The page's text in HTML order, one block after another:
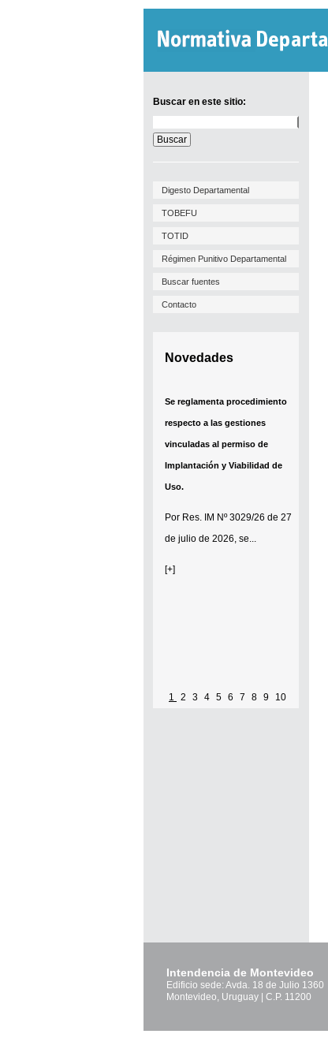
Buscar en este sitio:
en
este
sitio:
Digesto Departamental
TOBEFU
TOTID
Régimen Punitivo Departamental
Buscar fuentes
Contacto
Novedades
Se reglamenta procedimiento
respecto a las gestiones
vinculadas al permiso de
Implantación y Viabilidad de
Uso.
Por Res. IM Nº 3029/26 de 27
de julio de 2026, se...
[+]
1 2 3 4 5 6 7 8 9 10
Intendencia de Montevideo
Edificio sede: Avda. 18 de Julio 1360
Montevideo, Uruguay | C.P. 11200